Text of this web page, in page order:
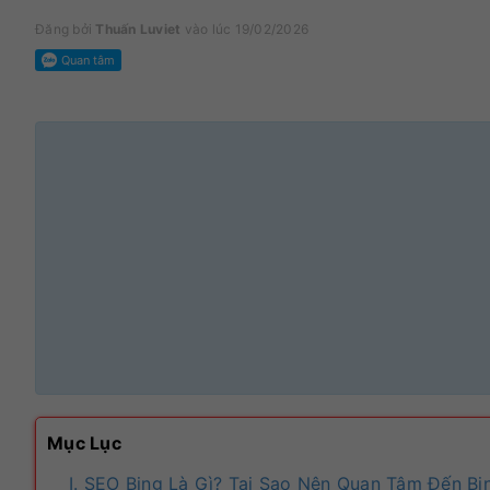
Đăng bởi Thuấn Luviet vào lúc 19/02/2026
Mục Lục
I. SEO Bing Là Gì? Tại Sao Nên Quan Tâm Đến